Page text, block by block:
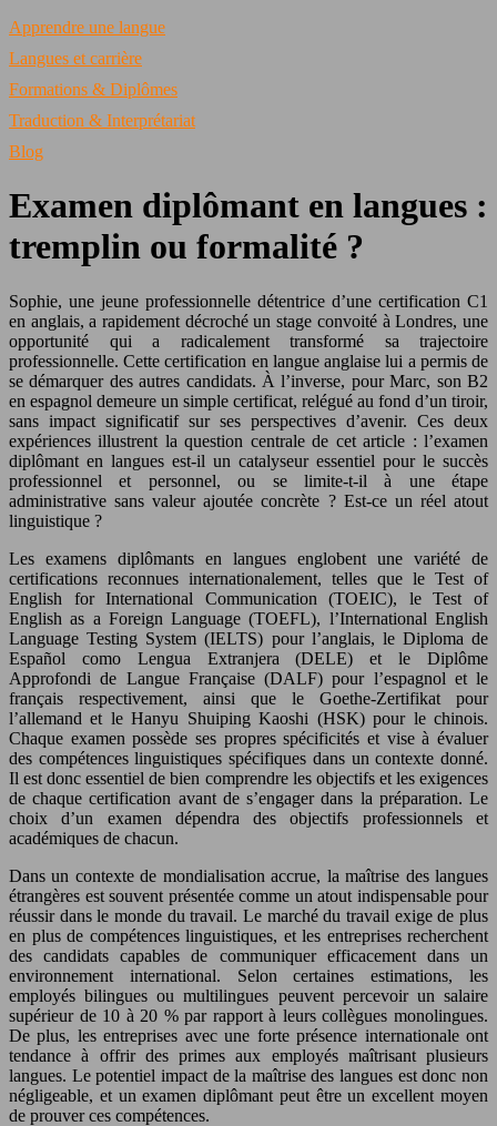
Apprendre une langue
Langues et carrière
Formations & Diplômes
Traduction & Interprétariat
Blog
Examen diplômant en langues :
tremplin ou formalité ?
Sophie, une jeune professionnelle détentrice d’une certification C1
en anglais, a rapidement décroché un stage convoité à Londres, une
opportunité qui a radicalement transformé sa trajectoire
professionnelle. Cette certification en langue anglaise lui a permis de
se démarquer des autres candidats. À l’inverse, pour Marc, son B2
en espagnol demeure un simple certificat, relégué au fond d’un tiroir,
sans impact significatif sur ses perspectives d’avenir. Ces deux
expériences illustrent la question centrale de cet article : l’examen
diplômant en langues est-il un catalyseur essentiel pour le succès
professionnel et personnel, ou se limite-t-il à une étape
administrative sans valeur ajoutée concrète ? Est-ce un réel atout
linguistique ?
Les examens diplômants en langues englobent une variété de
certifications reconnues internationalement, telles que le Test of
English for International Communication (TOEIC), le Test of
English as a Foreign Language (TOEFL), l’International English
Language Testing System (IELTS) pour l’anglais, le Diploma de
Español como Lengua Extranjera (DELE) et le Diplôme
Approfondi de Langue Française (DALF) pour l’espagnol et le
français respectivement, ainsi que le Goethe-Zertifikat pour
l’allemand et le Hanyu Shuiping Kaoshi (HSK) pour le chinois.
Chaque examen possède ses propres spécificités et vise à évaluer
des compétences linguistiques spécifiques dans un contexte donné.
Il est donc essentiel de bien comprendre les objectifs et les exigences
de chaque certification avant de s’engager dans la préparation. Le
choix d’un examen dépendra des objectifs professionnels et
académiques de chacun.
Dans un contexte de mondialisation accrue, la maîtrise des langues
étrangères est souvent présentée comme un atout indispensable pour
réussir dans le monde du travail. Le marché du travail exige de plus
en plus de compétences linguistiques, et les entreprises recherchent
des candidats capables de communiquer efficacement dans un
environnement international. Selon certaines estimations, les
employés bilingues ou multilingues peuvent percevoir un salaire
supérieur de 10 à 20 % par rapport à leurs collègues monolingues.
De plus, les entreprises avec une forte présence internationale ont
tendance à offrir des primes aux employés maîtrisant plusieurs
langues. Le potentiel impact de la maîtrise des langues est donc non
négligeable, et un examen diplômant peut être un excellent moyen
de prouver ces compétences.